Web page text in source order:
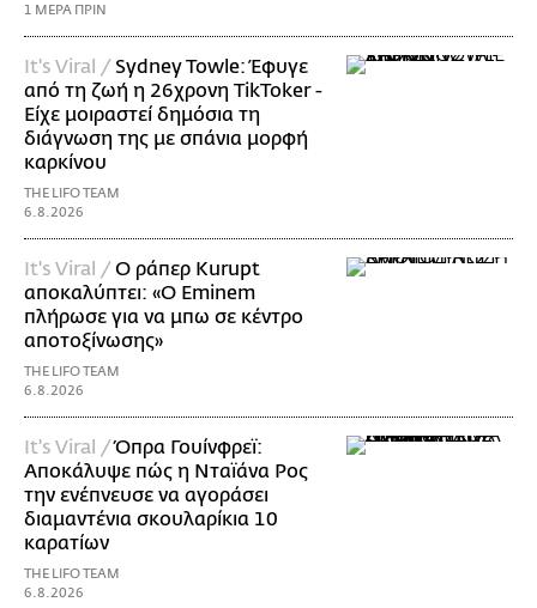
1 ΜΕΡΑ ΠΡΙΝ
It's Viral / Sydney Towle: Έφυγε
από τη ζωή η 26χρονη TikToker -
Είχε μοιραστεί δημόσια τη
διάγνωση της με σπάνια μορφή
καρκίνου
THE LIFO TEAM
6.8.2026
It's Viral /Ο ράπερ Kurupt
αποκαλύπτει: «Ο Eminem
πλήρωσε για να μπω σε κέντρο
αποτοξίνωσης»
THE LIFO TEAM
6.8.2026
It's Viral /Όπρα Γουίνφρεϊ:
Αποκάλυψε πώς η Νταϊάνα Ρος
την ενέπνευσε να αγοράσει
διαμαντένια σκουλαρίκια 10
καρατίων
THE LIFO TEAM
6.8.2026